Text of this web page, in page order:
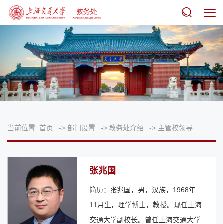
当前位置: 首页 -> 部门设置 -> 教务处介绍 -> 主管校领导
张兆国
简历：张兆国，男，汉族，1968年
11月生，理学博士，教授。现任上海
交通大学副校长。曾任上海交通大学